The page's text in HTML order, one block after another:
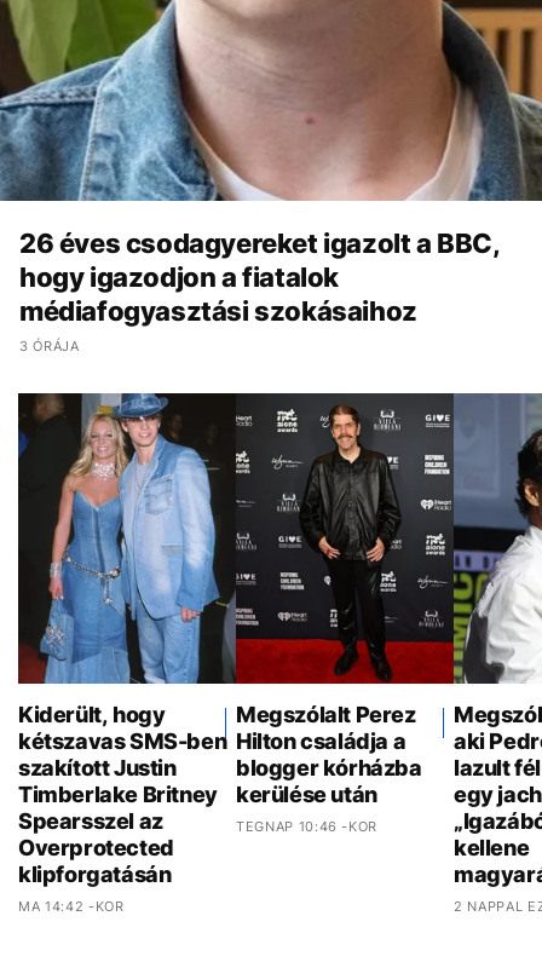
26 éves csodagyereket igazolt a BBC,
hogy igazodjon a fiatalok
médiafogyasztási szokásaihoz
3 ÓRÁJA
Kiderült, hogy
kétszavas SMS-ben
szakított Justin
Timberlake Britney
Spearsszel az
Overprotected
klipforgatásán
MA 14:42 -KOR
Megszólalt Perez
Hilton családja a
blogger kórházba
kerülése után
TEGNAP 10:46 -KOR
aki
lazult
egy
kellene
2 NAPPAL